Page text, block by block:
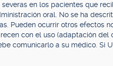
en los pacientes que
oral. No se ha
Pueden ocurrir otros efectos
con el uso (adaptación del
comunicarlo a su médico. Si